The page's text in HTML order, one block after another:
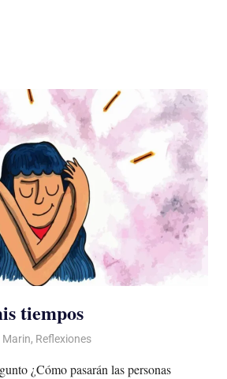
tiempos
Poco
Marin, Reflexiones
¿Cómo pasarán las personas